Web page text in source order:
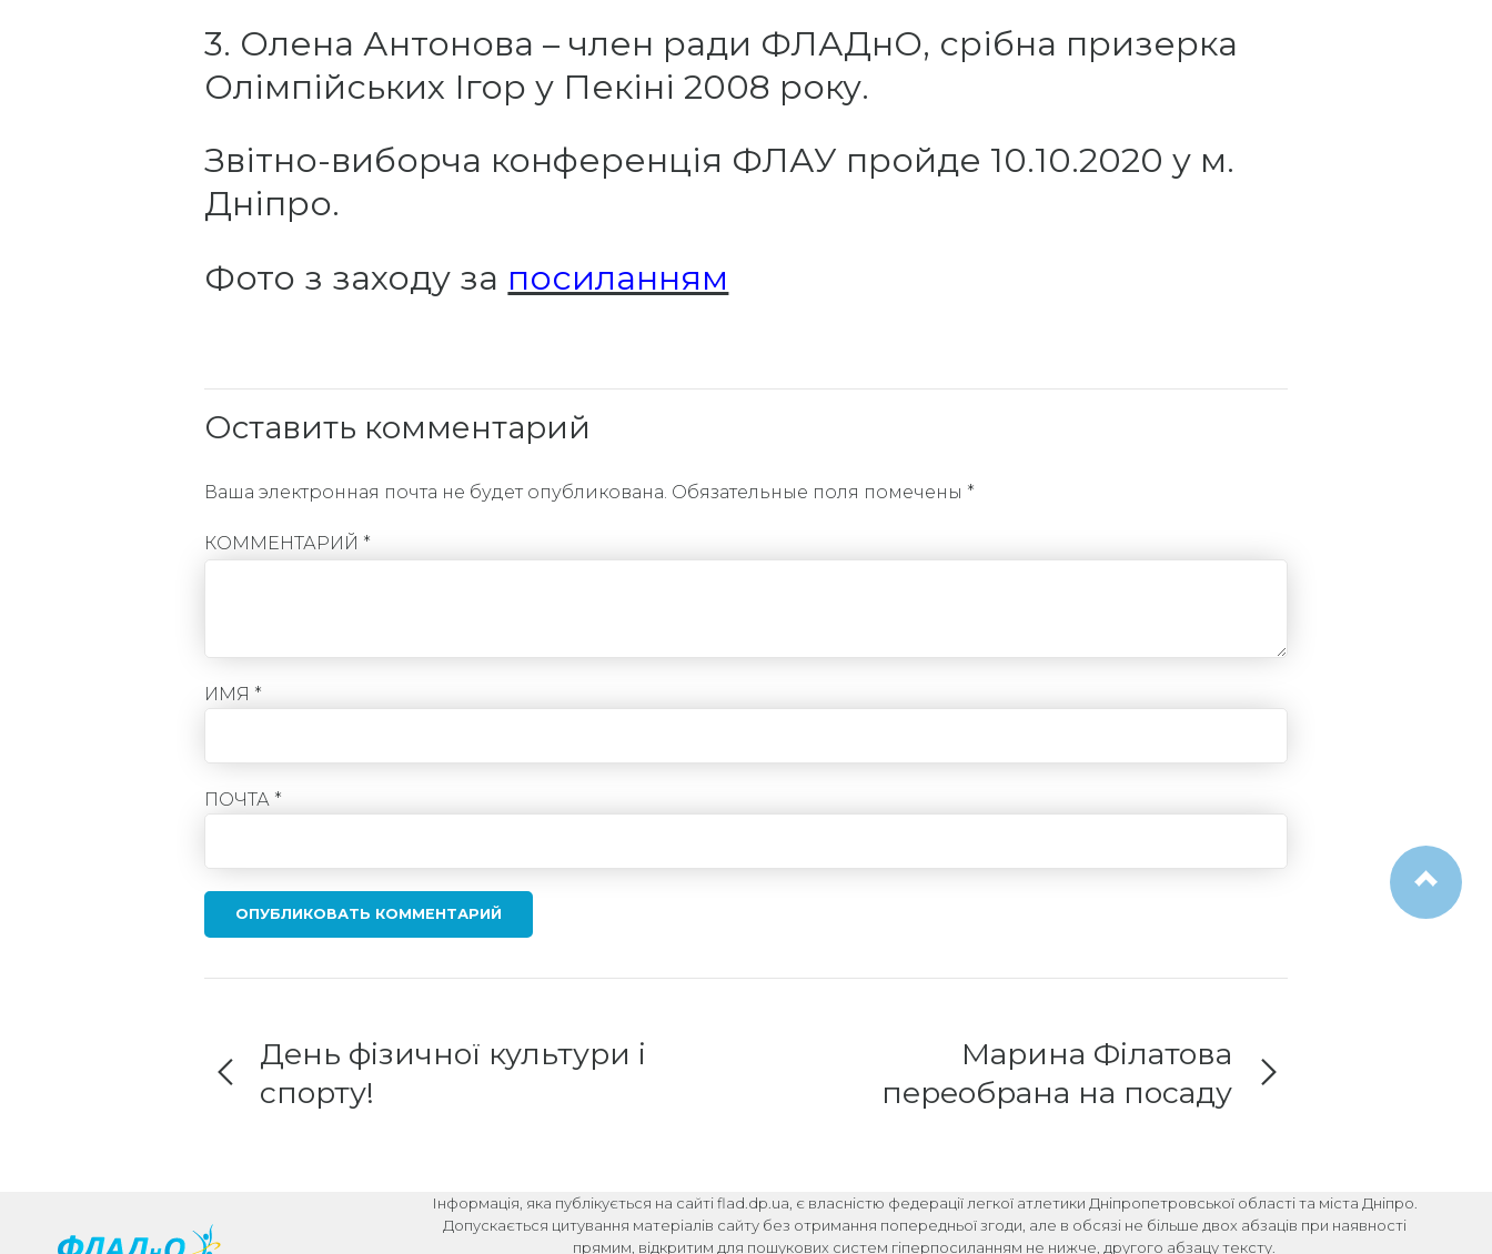
3. Олена Антонова – член ради ФЛАДнО, срібна призерка
Олімпійських Ігор у Пекіні 2008 року.
Звітно-виборча конференція ФЛАУ пройде 10.10.2020 у м.
Дніпро.
Фото з заходу за посиланням
Оставить комментарий
Ваша электронная почта не будет опубликована. Обязательные поля помечены *
КОММЕНТАРИЙ *
ИМЯ *
ПОЧТА *
ОПУБЛИКОВАТЬ КОММЕНТАРИЙ
День фізичної культури і
спорту!
Марина Філатова
переобрана на посаду
Інформація, яка публікується на сайті flad.dp.ua, є власністю федерації легкої атлетики Дніпропетровської області та міста Дніпро.
Допускається цитування матеріалів сайту без отримання попередньої згоди, але в обсязі не більше двох абзаців при наявності
прямим, відкритим для пошукових систем гіперпосиланням не нижче, другого абзацу тексту.